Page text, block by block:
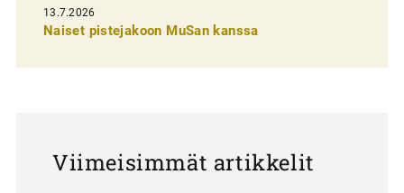
e
13.7.2026
Naiset pistejakoon MuSan kanssa
Viimeisimmät artikkelit